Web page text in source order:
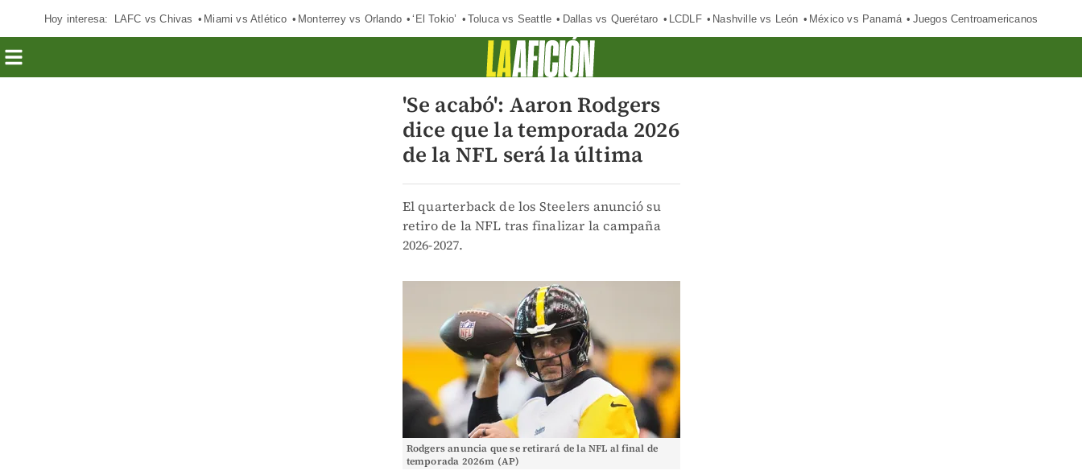
Hoy interesa: LAFC vs Chivas Miami vs Atlético Monterrey vs Orlando ‘El Tokio’ Toluca vs Seattle Dallas vs Querétaro LCDLF Nashville vs León México vs Panamá Juegos Centroamericanos
'Se acabó': Aaron Rodgers
dice que la temporada 2026
de la NFL será la última
El quarterback de los Steelers anunció su
retiro de la NFL tras finalizar la campaña
2026-2027.
Rodgers anuncia que se retirará de la NFL al final de
temporada 2026m (AP)